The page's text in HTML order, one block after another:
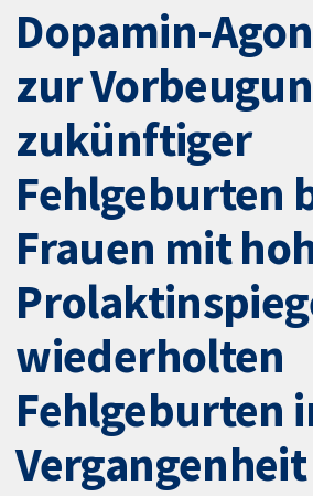
Dopamin-
zur
zukünftiger
Fehlgeburten
Frauen mit
wiederholten
Fehlgeburten
Vergangenheit